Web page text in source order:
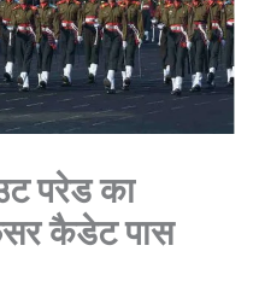
परेड का
कैडेट पास